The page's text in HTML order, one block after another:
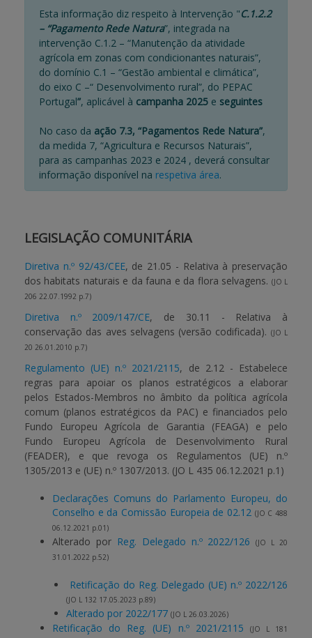
PAYMENTS
BENEFICIARY SUPPORT
Login / Register
Esta informação diz respeito à Intervenção "C.1.2.2
– “Pagamento Rede Natura”, integrada na
intervenção C.1.2 – “Manutenção da atividade
agrícola em zonas com condicionantes naturais”,
do domínio C.1 – “Gestão ambiental e climática”,
do eixo C –“ Desenvolvimento rural”, do PEPAC
Portugal”, aplicável à campanha 2025 e seguintes
No caso da ação 7.3, “Pagamentos Rede Natura”,
da medida 7, “Agricultura e Recursos Naturais”,
para as campanhas 2023 e 2024 , deverá consultar
informação disponível na respetiva área.
LEGISLAÇÃO COMUNITÁRIA
Diretiva n.º 92/43/CEE, de 21.05 - Relativa à preservação
dos habitats naturais e da fauna e da flora selvagens. (JO L
206 22.07.1992 p.7)
Diretiva n.º 2009/147/CE, de 30.11 - Relativa à
conservação das aves selvagens (versão codificada). (JO L
20 26.01.2010 p.7)
Regulamento (UE) n.º 2021/2115, de 2.12 - Estabelece
regras para apoiar os planos estratégicos a elaborar
pelos Estados-Membros no âmbito da política agrícola
comum (planos estratégicos da PAC) e financiados pelo
Fundo Europeu Agrícola de Garantia (FEAGA) e pelo
Fundo Europeu Agrícola de Desenvolvimento Rural
(FEADER), e que revoga os Regulamentos (UE) n.º
1305/2013 e (UE) n.º 1307/2013. (JO L 435 06.12.2021 p.1)
Declarações Comuns do Parlamento Europeu, do
Conselho e da Comissão Europeia de 02.12 (JO C 488
06.12.2021 p.01)
Alterado por Reg. Delegado n.º 2022/126
(JO L 20
31.01.2022 p.52)
Retificação do Reg. Delegado (UE) n.º 2022/126
(JO L 132 17.05.2023 p.89)
Alterado por 2022/177 (JO L 26.03.2026)
Retificação do Reg. (UE) n.º 2021/2115
(JO L 181